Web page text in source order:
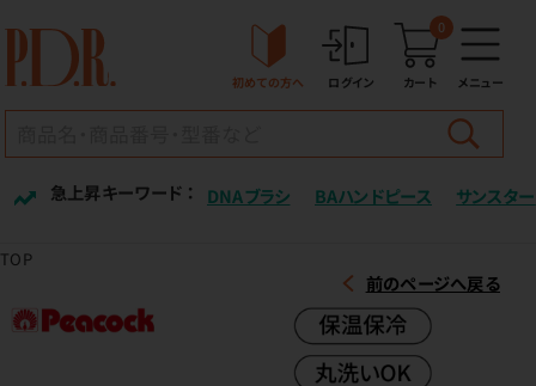
初めての方へ ログイン カート
0
メニュー
急上昇キーワード ： DNAブラシ BAハンドピース サンスター
TOP
前のページへ戻る